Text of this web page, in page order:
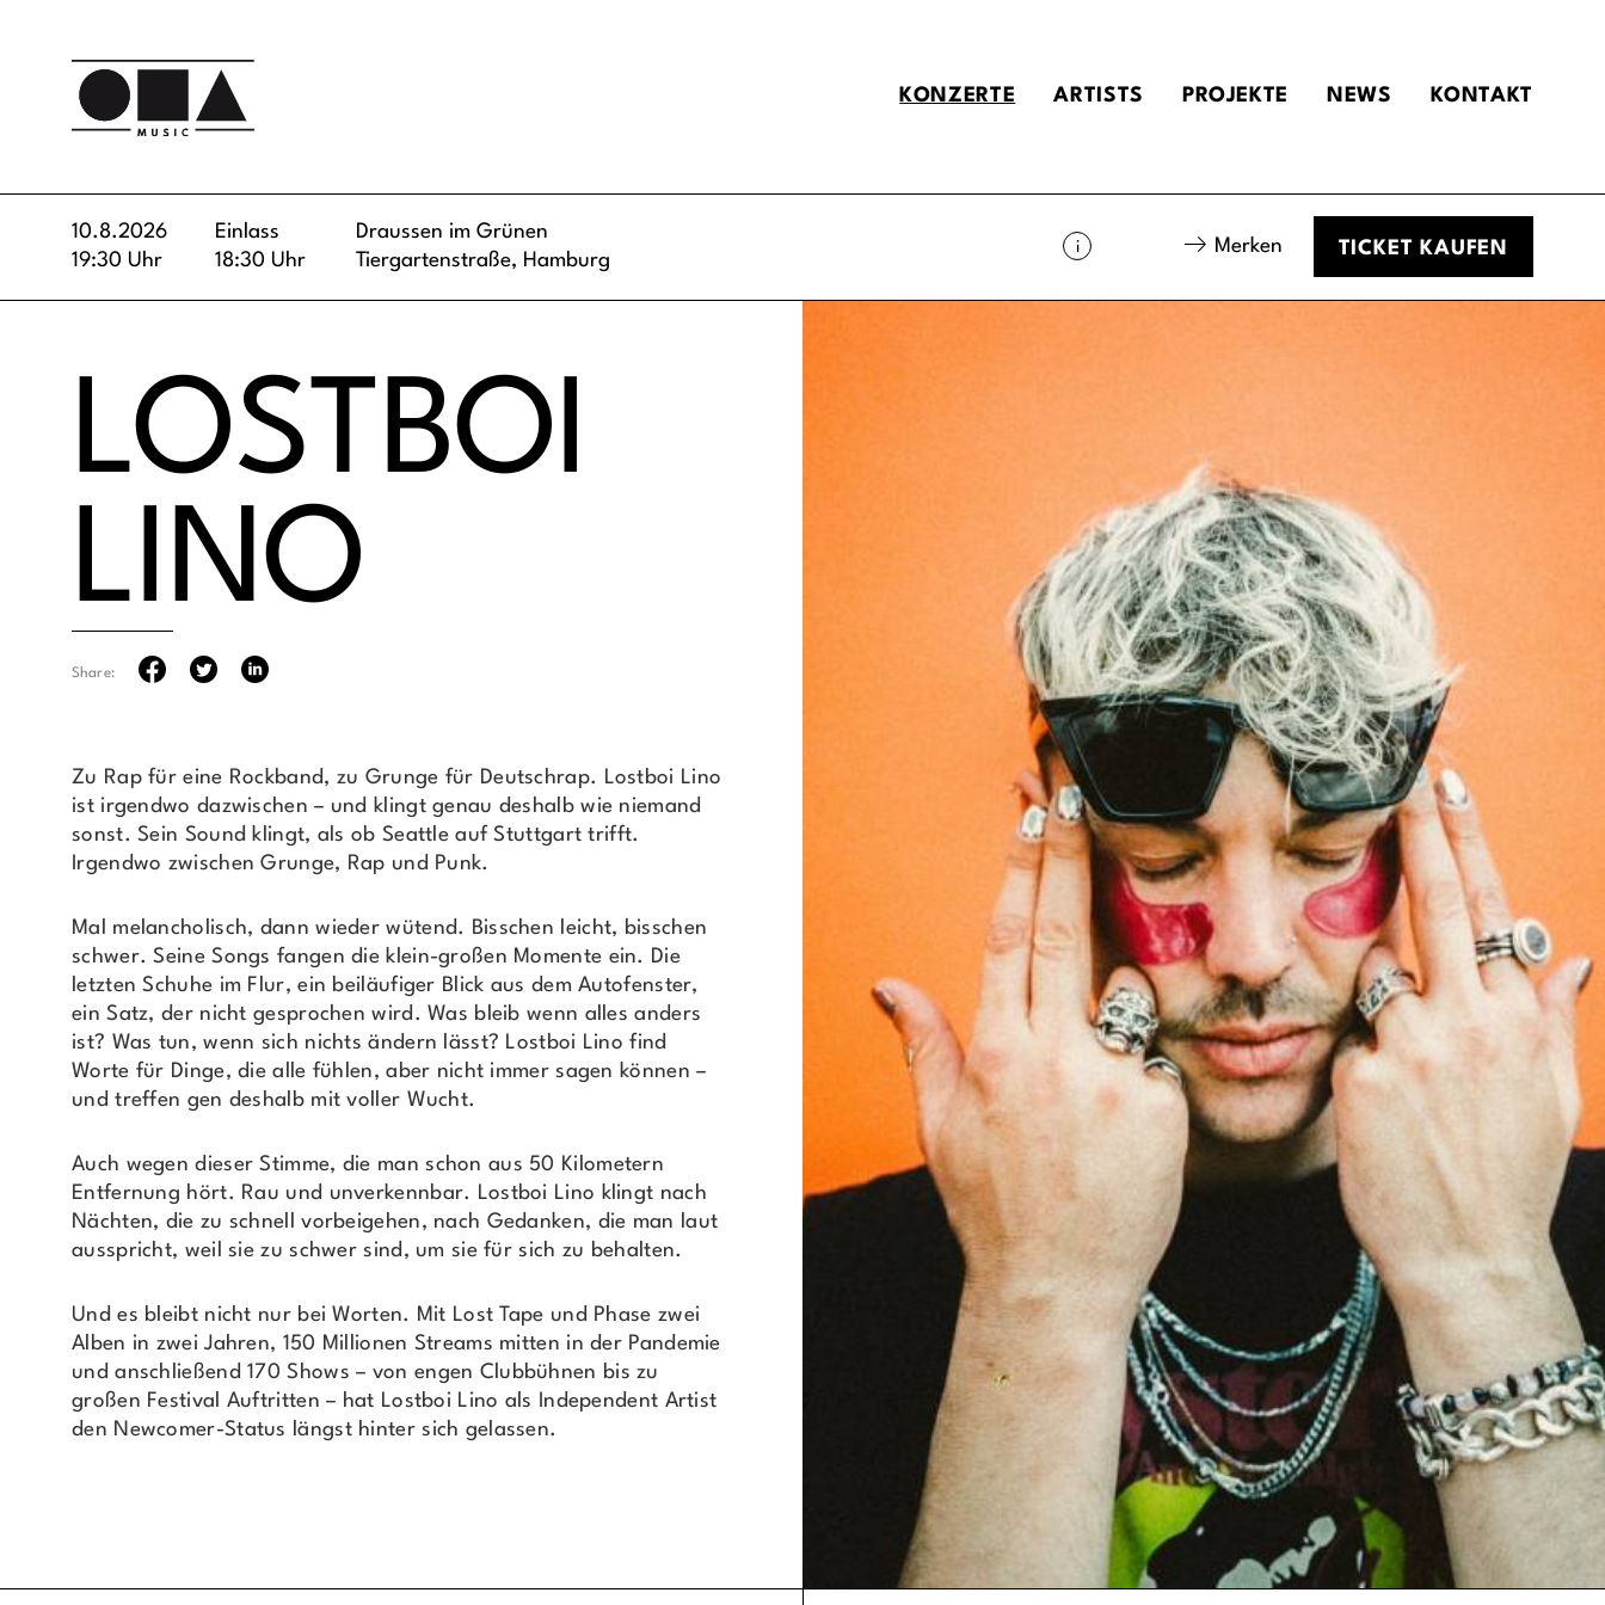
KONZERTE ARTISTS PROJEKTE NEWS KONTAKT
10.8.2026
19:30 Uhr
Einlass
18:30 Uhr
Draussen im Grünen
Tiergartenstraße, Hamburg
i Merken TICKET KAUFEN
LOSTBOI
LINO
Share:
Zu Rap für eine Rockband, zu Grunge für Deutschrap. Lostboi Lino
ist irgendwo dazwischen – und klingt genau deshalb wie niemand
sonst. Sein Sound klingt, als ob Seattle auf Stuttgart trifft.
Irgendwo zwischen Grunge, Rap und Punk.
Mal melancholisch, dann wieder wütend. Bisschen leicht, bisschen
schwer. Seine Songs fangen die klein-großen Momente ein. Die
letzten Schuhe im Flur, ein beiläufiger Blick aus dem Autofenster,
ein Satz, der nicht gesprochen wird. Was bleib wenn alles anders
ist? Was tun, wenn sich nichts ändern lässt? Lostboi Lino find
Worte für Dinge, die alle fühlen, aber nicht immer sagen können –
und treffen gen deshalb mit voller Wucht.
Auch wegen dieser Stimme, die man schon aus 50 Kilometern
Entfernung hört. Rau und unverkennbar. Lostboi Lino klingt nach
Nächten, die zu schnell vorbeigehen, nach Gedanken, die man laut
ausspricht, weil sie zu schwer sind, um sie für sich zu behalten.
Und es bleibt nicht nur bei Worten. Mit Lost Tape und Phase zwei
Alben in zwei Jahren, 150 Millionen Streams mitten in der Pandemie
und anschließend 170 Shows – von engen Clubbühnen bis zu
großen Festival Auftritten – hat Lostboi Lino als Independent Artist
den Newcomer-Status längst hinter sich gelassen.